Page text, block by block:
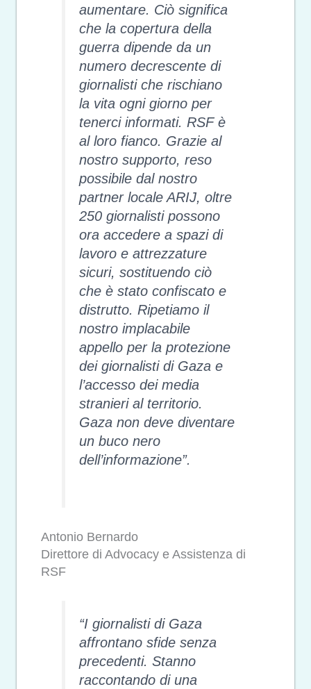
aumentare. Ciò significa
che la copertura della
guerra dipende da un
numero decrescente di
giornalisti che rischiano
la vita ogni giorno per
tenerci informati. RSF è
al loro fianco. Grazie al
nostro supporto, reso
possibile dal nostro
partner locale ARIJ, oltre
250 giornalisti possono
ora accedere a spazi di
lavoro e attrezzature
sicuri, sostituendo ciò
che è stato confiscato e
distrutto. Ripetiamo il
nostro implacabile
appello per la protezione
dei giornalisti di Gaza e
l’accesso dei media
stranieri al territorio.
Gaza non deve diventare
un buco nero
dell’informazione”.
Antonio Bernardo
Direttore di Advocacy e Assistenza di
RSF
“I giornalisti di Gaza
affrontano sfide senza
precedenti. Stanno
raccontando di una